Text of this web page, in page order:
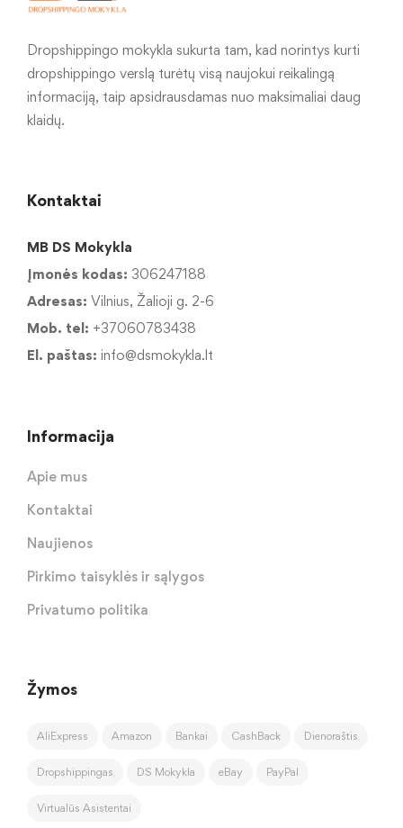
Dropshippingo mokykla sukurta tam, kad norintys kurti
dropshippingo verslą turėtų visą naujokui reikalingą
informaciją, taip apsidrausdamas nuo maksimaliai daug
klaidų.
Kontaktai
MB DS Mokykla
Įmonės kodas: 306247188
Adresas: Vilnius, Žalioji g. 2-6
Mob. tel: +37060783438
El. paštas: info@dsmokykla.lt
Informacija
Apie mus
Kontaktai
Naujienos
Pirkimo taisyklės ir sąlygos
Privatumo politika
Žymos
AliExpress Amazon Bankai CashBack Dienoraštis
Dropshippingas DS Mokykla eBay PayPal
Virtualūs Asistentai